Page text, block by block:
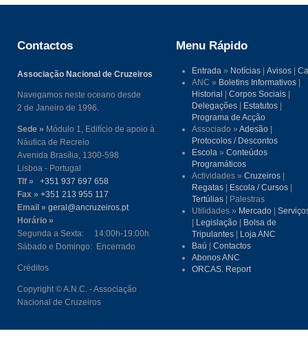
Contactos
Associação Nacional de Cruzeiros
Navegamos neste oceano desde
2 de Janeiro de 1996.
Sede » Módulo 1, Edifício de apoio à
Náutica de Recreio
Avenida Brasília, 1300-598
Lisboa - Portugal
Tlf »
+351 937 697 658
Fax » +351 213 955 117
Email » geral@ancruzeiros.pt
Horário »
Segunda a Sexta: 14:00h-19:00h
Sábado e Domingo: Encerrado
Créditos
Copyright © A.N.C. - Associação
Nacional de Cruzeiros
Menu Rápido
Entrada » Notícias |Avisos |
ANC » Boletins Informativos
Historial
|Corpos Sociais
Delegações
Estatutos
Programa de Acção
Associado »Adesão
Protocolos / Descontos
Escola »Conteúdos
Programáticos
Actividades »Cruzeiros
Regatas
Escola / Cursos
Tertúlias | Palestras
Utilidades » Mercado |
Legislação
Bolsa de
Tripulantes
Loja ANC
Baú |Contactos
Abonos ANC
ORCAS. Report